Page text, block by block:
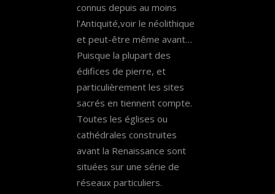
connus depuis au moins
l’Antiquité,voir le néolithique
et peut-être même avant…
Puisque la plupart des
édifices de pierre, et
particulièrement les sites
sacrés en tiennent compte.
Toutes les églises ou
cathédrales construites
avant la Renaissance sont
situées sur une série de
réseaux particuliers.